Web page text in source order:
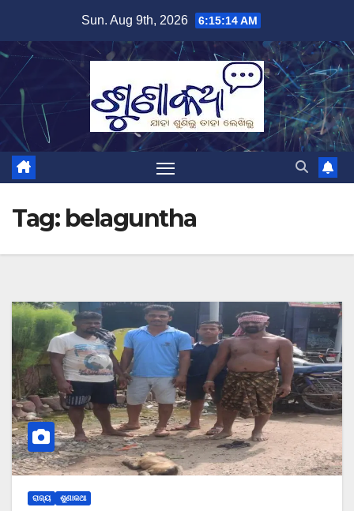
content
Sun. Aug 9th, 2026 6:15:14 AM
Tag: belaguntha
ରାଜ୍ୟ ଶୁଣାକଥା